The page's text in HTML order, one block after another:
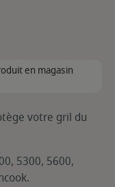
en magasin
votre gril du
5300, 5600,